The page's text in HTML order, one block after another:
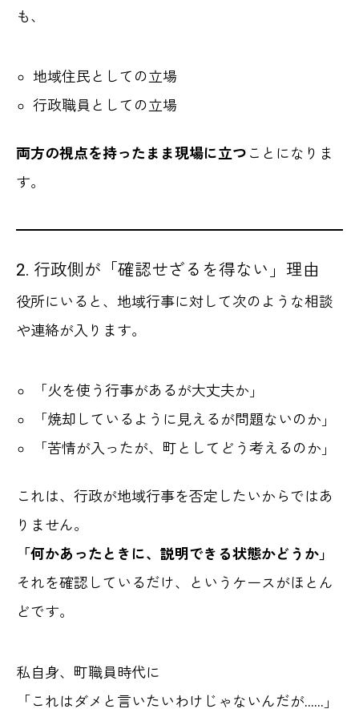
も、
地域住民としての立場
行政職員としての立場
両方の視点を持ったまま現場に立つ ことになりま
す。
2. 行政側が「確認せざるを得ない」理由
役所にいると、地域行事に対して次のような相談
や連絡が入ります。
「火を使う行事があるが大丈夫か」
「焼却しているように見えるが問題ないのか」
「苦情が入ったが、町としてどう考えるのか」
これは、行政が地域行事を否定したいからではあ
りません。
「何かあったときに、説明できる状態かどうか」
それを確認しているだけ、というケースがほとん
どです。
私自身、町職員時代に
「これはダメと言いたいわけじゃないんだが……」